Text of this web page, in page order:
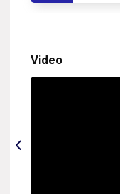
Video